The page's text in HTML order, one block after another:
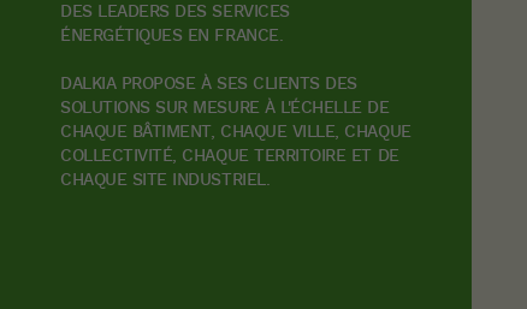
DES LEADERS DES SERVICES
ÉNERGÉTIQUES EN FRANCE.
DALKIA PROPOSE À SES CLIENTS DES
SOLUTIONS SUR MESURE À L'ÉCHELLE DE
CHAQUE BÂTIMENT, CHAQUE VILLE, CHAQUE
COLLECTIVITÉ, CHAQUE TERRITOIRE ET DE
CHAQUE SITE INDUSTRIEL.